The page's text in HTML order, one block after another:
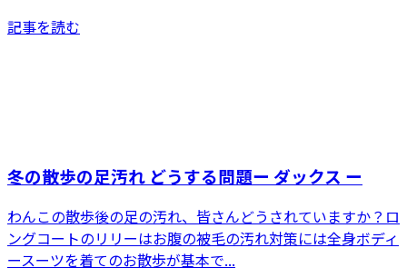
記事を読む
冬の散歩の足汚れ どうする問題ー ダックス ー
わんこの散歩後の足の汚れ、皆さんどうされていますか？ロ
ングコートのリリーはお腹の被毛の汚れ対策には全身ボディ
ースーツを着てのお散歩が基本で...